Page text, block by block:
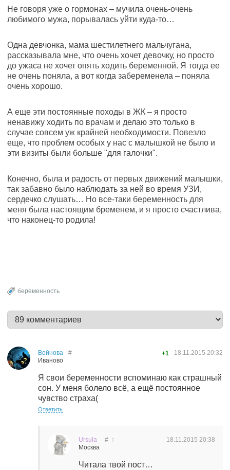
Не говоря уже о гормонах – мучила очень-очень
любимого мужа, порывалась уйти куда-то…
Одна девчонка, мама шестилетнего мальчугана,
рассказывала мне, что очень хочет девочку, но просто
до ужаса не хочет опять ходить беременной. Я тогда ее
не очень поняла, а вот когда забеременела – поняла
очень хорошо.
А еще эти постоянные походы в ЖК – я просто
ненавижу ходить по врачам и делаю это только в
случае совсем уж крайней необходимости. Повезло
еще, что проблем особых у нас с малышкой не было и
эти визиты были больше "для галочки".
Конечно, была и радость от первых движений малышки,
так забавно было наблюдать за ней во время УЗИ,
сердечко слушать… Но все-таки беременность для
меня была настоящим бременем, и я просто счастлива,
что наконец-то родила!
беременность
Войнова
Иваново
18.11.2015 20:32
# +1
Я свои беременности вспоминаю как страшный
сон. У меня болело всё, а ещё постоянное
чувство страха(
Ответить
Ursula
Москва
18.11.2015 20:38
# ↑
Читала твой пост…